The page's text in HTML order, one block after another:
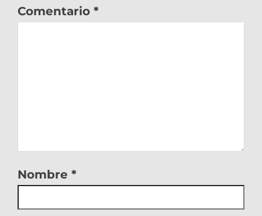
Comentario *
Nombre *